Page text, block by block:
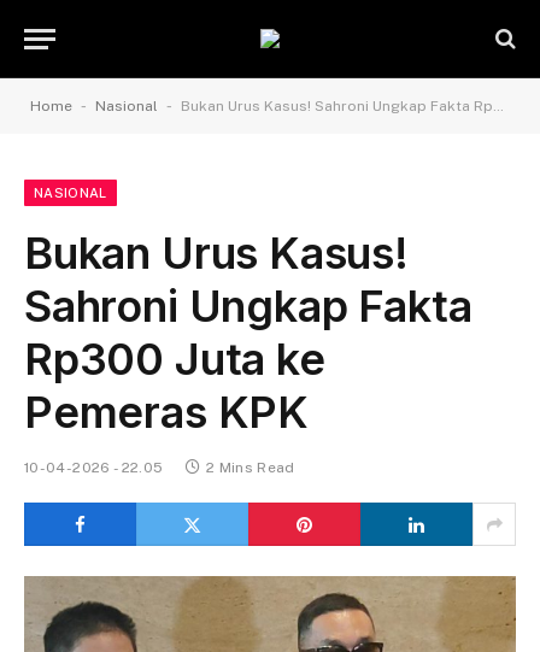
Home - Nasional - Bukan Urus Kasus! Sahroni Ungkap Fakta Rp300 Juta ke Pemeras KPK
NASIONAL
Bukan Urus Kasus!
Sahroni Ungkap Fakta
Rp300 Juta ke
Pemeras KPK
10-04-2026 - 22.05 2 Mins Read